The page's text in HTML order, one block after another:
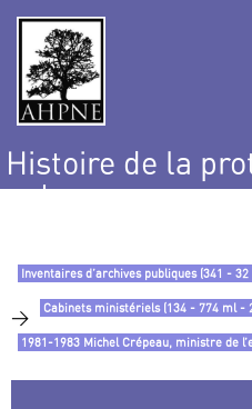
Histoire de la
nature
Inventaires d’archives publiques (341 -
> Cabinets ministériels (134 - 774 ml -
1981-1983 Michel Crépeau, ministre de